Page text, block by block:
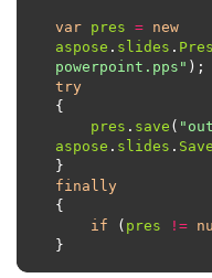
var pres = new
aspose . slides .
powerpoint.pps"
try
pres . save (
aspose . slides .
finally
if ( pres !=